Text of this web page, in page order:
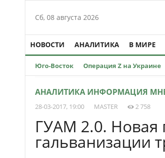
Сб, 08 августа 2026
НОВОСТИ АНАЛИТИКА В МИРЕ
Юго-Восток Операция Z на Украине
АНАЛИТИКА ИНФОРМАЦИЯ
28-03-2017, 19:00 MASTER 2 758
ГУАМ 2.0. Новая
гальванизации